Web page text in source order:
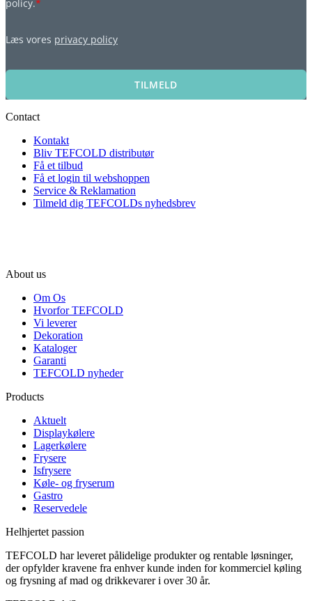
policy.*
Læs vores privacy policy
TILMELD
Contact
Kontakt
Bliv TEFCOLD distributør
Få et tilbud
Få et login til webshoppen
Service & Reklamation
Tilmeld dig TEFCOLDs nyhedsbrev
About us
Om Os
Hvorfor TEFCOLD
Vi leverer
Dekoration
Kataloger
Garanti
TEFCOLD nyheder
Products
Aktuelt
Displaykølere
Lagerkølere
Frysere
Isfrysere
Køle- og fryserum
Gastro
Reservedele
Helhjertet passion
TEFCOLD har leveret pålidelige produkter og rentable løsninger,
der opfylder kravene fra enhver kunde inden for kommerciel køling
og frysning af mad og drikkevarer i over 30 år.